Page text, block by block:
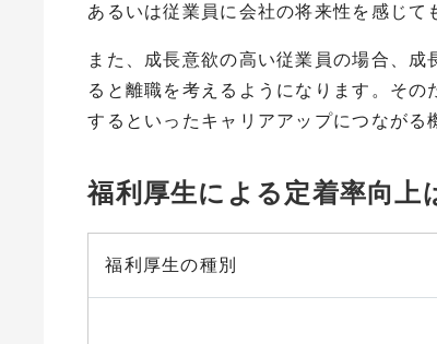
あるいは従業員に会社の将来性を感じて
また、成長意欲の高い従業員の場合、
ると離職を考えるようになります。そ
するといったキャリアアップにつながる
福利厚生による定着率向上
福利厚生の種別